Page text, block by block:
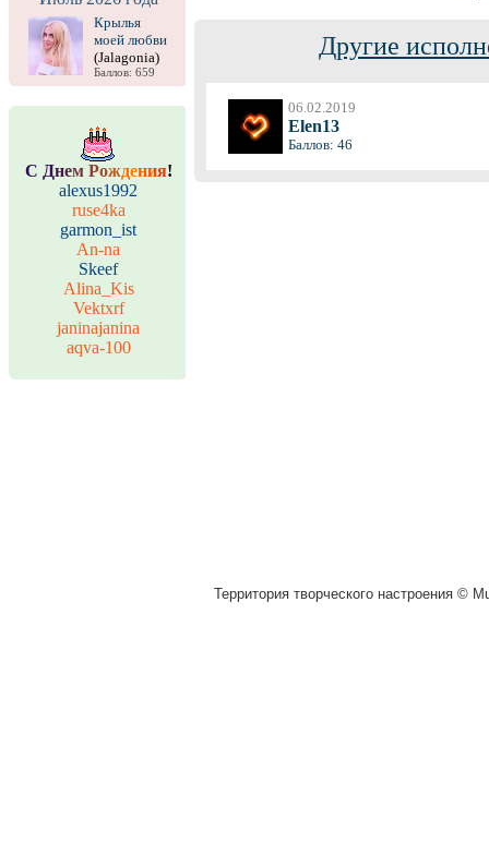
Крылья
моей любви
(Jalagonia)
Баллов: 659
С Днем Рождения!
alexus1992
ruse4ka
garmon_ist
An-na
Skeef
Alina_Kis
Vektxrf
janinajanina
aqva-100
Другие
06.02.2019
Elen13
Баллов: 46
Территория творческого настроения ©